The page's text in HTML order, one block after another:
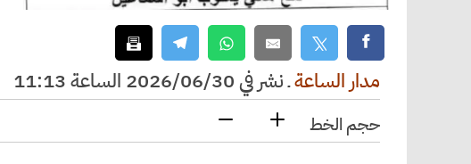
مدار الساعةـنشر في 2026/06/30 الساعة 11:13
حجم الخط